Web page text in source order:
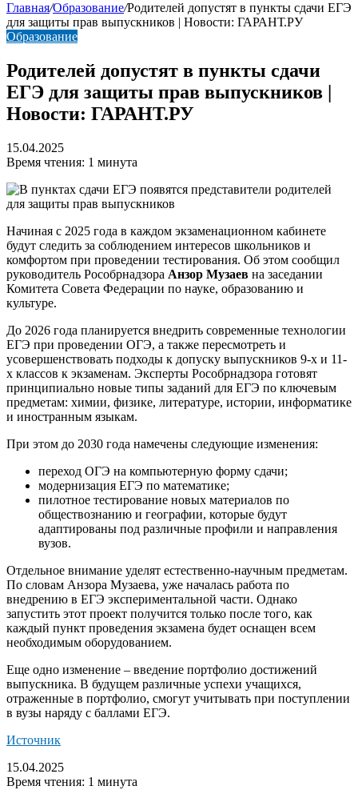
Главная/Образование/Родителей допустят в пункты сдачи ЕГЭ
для защиты прав выпускников | Новости: ГАРАНТ.РУ
Образование
Родителей допустят в пункты сдачи
ЕГЭ для защиты прав выпускников |
Новости: ГАРАНТ.РУ
15.04.2025
Время чтения: 1 минута
Начиная с 2025 года в каждом экзаменационном кабинете
будут следить за соблюдением интересов школьников и
комфортом при проведении тестирования. Об этом сообщил
руководитель Рособрнадзора Анзор Музаев на заседании
Комитета Совета Федерации по науке, образованию и
культуре.
До 2026 года планируется внедрить современные технологии
ЕГЭ при проведении ОГЭ, а также пересмотреть и
усовершенствовать подходы к допуску выпускников 9-х и 11-
х классов к экзаменам. Эксперты Рособрнадзора готовят
принципиально новые типы заданий для ЕГЭ по ключевым
предметам: химии, физике, литературе, истории, информатике
и иностранным языкам.
При этом до 2030 года намечены следующие изменения:
переход ОГЭ на компьютерную форму сдачи;
модернизация ЕГЭ по математике;
пилотное тестирование новых материалов по
обществознанию и географии, которые будут
адаптированы под различные профили и направления
вузов.
Отдельное внимание уделят естественно-научным предметам.
По словам Анзора Музаева, уже началась работа по
внедрению в ЕГЭ экспериментальной части. Однако
запустить этот проект получится только после того, как
каждый пункт проведения экзамена будет оснащен всем
необходимым оборудованием.
Еще одно изменение – введение портфолио достижений
выпускника. В будущем различные успехи учащихся,
отраженные в портфолио, смогут учитывать при поступлении
в вузы наряду с баллами ЕГЭ.
Источник
15.04.2025
Время чтения: 1 минута